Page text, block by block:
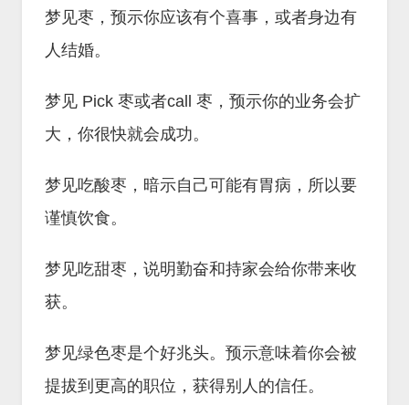
梦见枣，预示你应该有个喜事，或者身边有
人结婚。
梦见 Pick 枣或者call 枣，预示你的业务会扩
大，你很快就会成功。
梦见吃酸枣，暗示自己可能有胃病，所以要
谨慎饮食。
梦见吃甜枣，说明勤奋和持家会给你带来收
获。
梦见绿色枣是个好兆头。预示意味着你会被
提拔到更高的职位，获得别人的信任。